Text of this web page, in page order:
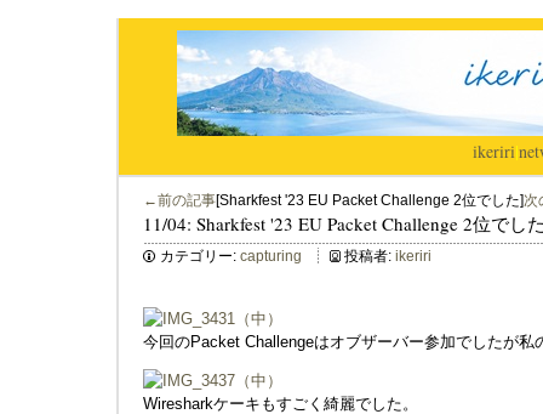
ikeriri|
←前の記事[Sharkfest '23 EU Packet Challenge 2位でした]
11/04: Sharkfest '23 EU Packet Challenge 2位でし
カテゴリー: capturing 投稿者: ikeriri
今回のPacket Challengeはオブザーバー参加でしたが私
Wiresharkケーキもすごく綺麗でした。